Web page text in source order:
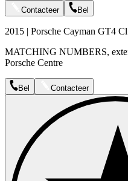
Contacteer Bel
2015 | Porsche Cayman GT4
MATCHING NUMBERS,
Porsche Centre
Bel Contacteer